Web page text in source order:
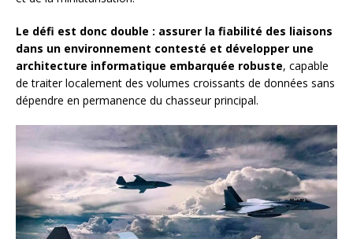
Le défi est donc double : assurer la fiabilité des liaisons
dans un environnement contesté et développer une
architecture informatique embarquée robuste, capable
de traiter localement des volumes croissants de données sans
dépendre en permanence du chasseur principal.